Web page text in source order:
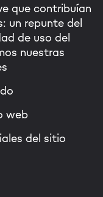
que contribuían
un repunte del
de uso del
nuestras
web
del sitio